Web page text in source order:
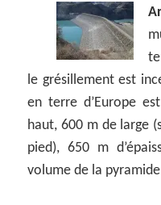
le grésillement est
en terre d’Europe
haut, 600 m de large
pied), 650 m
volume de la